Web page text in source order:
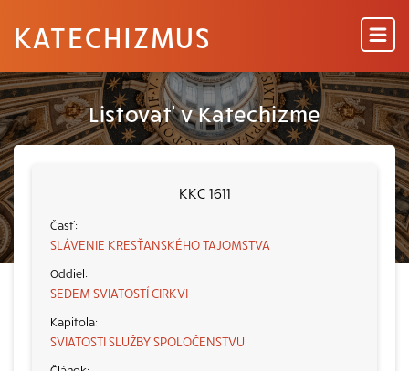
KATECHIZMUS
Listovať v Katechizme
KKC 1611
SLÁVENIE KRESŤANSKÉHO TAJOMSTVA
SEDEM SVIATOSTÍ CIRKVI
SVIATOSTI SLUŽBY SPOLOČENSTVU